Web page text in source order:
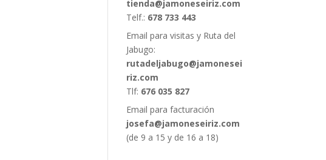
tienda@jamoneseiriz.com
Telf.: 678 733 443
Email para visitas y Ruta del
Jabugo:
rutadeljabugo@jamonesei
riz.com
Tlf: 676 035 827
Email para facturación
josefa@jamoneseiriz.com
(de 9 a 15 y de 16 a 18)